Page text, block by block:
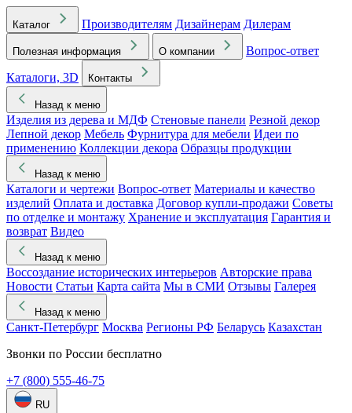
Каталог Производителям Дизайнерам Дилерам
Полезная информация О компании
Вопрос-ответ
Каталоги, 3D
Контакты
Назад к меню
Изделия из дерева и МДФ Стеновые панели Резной декор
Лепной декор Мебель Фурнитура для мебели Идеи по
применению Коллекции декора Образцы продукции
Назад к меню
Каталоги и чертежи Вопрос-ответ Материалы и качество
изделий Оплата и доставка Договор купли-продажи Советы
по отделке и монтажу Хранение и эксплуатация Гарантия и
возврат Видео
Назад к меню
Воссоздание исторических интерьеров Авторские права
Новости Статьи Карта сайта Мы в СМИ Отзывы Галерея
Назад к меню
Санкт-Петербург Москва Регионы РФ Беларусь Казахстан
Звонки по России бесплатно
+7 (800) 555-46-75
RU